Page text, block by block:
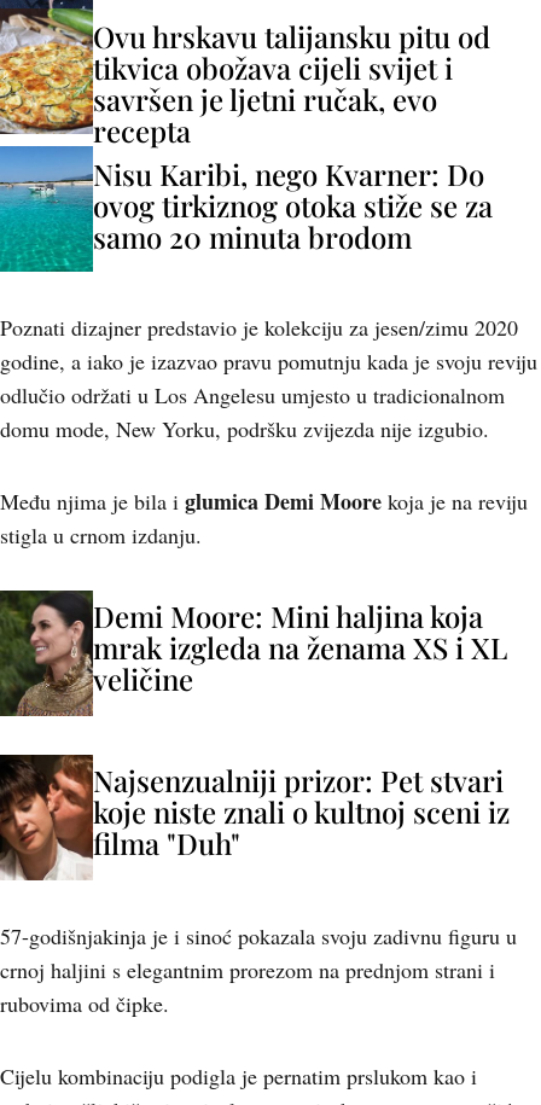
Ovu hrskavu talijansku pitu od
tikvica obožava cijeli svijet i
savršen je ljetni ručak, evo
recepta
Nisu Karibi, nego Kvarner: Do
ovog tirkiznog otoka stiže se za
samo 20 minuta brodom
Poznati dizajner predstavio je kolekciju za jesen/zimu 2020
godine, a iako je izazvao pravu pomutnju kada je svoju reviju
odlučio održati u Los Angelesu umjesto u tradicionalnom
domu mode, New Yorku, podršku zvijezda nije izgubio.
Među njima je bila i glumica Demi Moore koja je na reviju
stigla u crnom izdanju.
Demi Moore: Mini haljina koja
mrak izgleda na ženama XS i XL
veličine
Najsenzualniji prizor: Pet stvari
koje niste znali o kultnoj sceni iz
filma "Duh"
57-godišnjakinja je i sinoć pokazala svoju zadivnu figuru u
crnoj haljini s elegantnim prorezom na prednjom strani i
rubovima od čipke.
Cijelu kombinaciju podigla je pernatim prslukom kao i